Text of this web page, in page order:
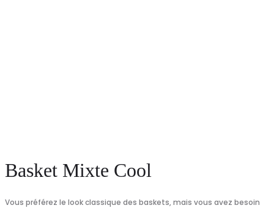
Basket Mixte Cool
Vous préférez le look classique des baskets, mais vous avez besoin